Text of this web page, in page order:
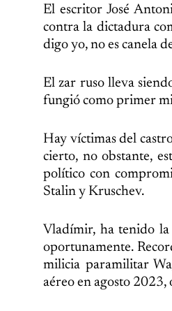
El escritor José
contra la dictadura
digo yo, no es canela
El zar ruso lleva
fungió como primer
Hay víctimas del
cierto, no obstante,
político con
Stalin y Kruschev.
Vladímir, ha tenido la
oportunamente.
milicia paramilitar
aéreo en agosto